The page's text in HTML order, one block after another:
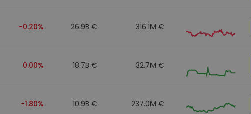
-0.20% 26.9B € 316.1M €
0.00% 18.7B € 32.7M €
-1.80% 10.9B € 237.0M €